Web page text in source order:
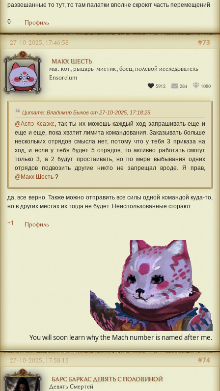
развешанные то тут, то там палатки вполне скроют часть перемещений
0 Профиль
МАКХ ШЕСТЬ
маг. кот, рыцарь-мистик, боец, полевой исследователь
Ensorcium
5912 284 1080
#73
27-10-2025, 17:46:58
Цитата: Владимир Быков от 27-10-2025, 17:18:25
@Аспэ Ксаэкс, так ты их можешь каждый ход запрашивать еще и
еще и еще, пока хватит лимита командования. Заказывать больше
нескольких отрядов смысла нет, потому что у тебя 3 приказа на
ход, и если у тебя будет 5 отрядов, то активно работать смогут
только 3, а 2 будут простаивать, но по мере выбывания одних
отрядов подвозить другие никто не запрещал вроде. Я прав,
@Макх Шесть ?
да, все верно. Также можно отправить все силы одной командой куда-то,
но в других местах их тогда не будет. Неиспользованные сгорают.
+1 Профиль
БАРС БАРКАС ДЕВЯТЬ С ПОЛОВИНОЙ
Девять Смертей
#74
27-10-2025, 17:58:15